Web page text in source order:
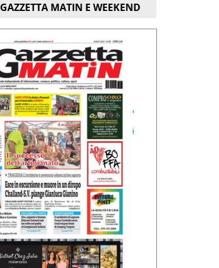
GAZZETTA MATIN E WEEKEND